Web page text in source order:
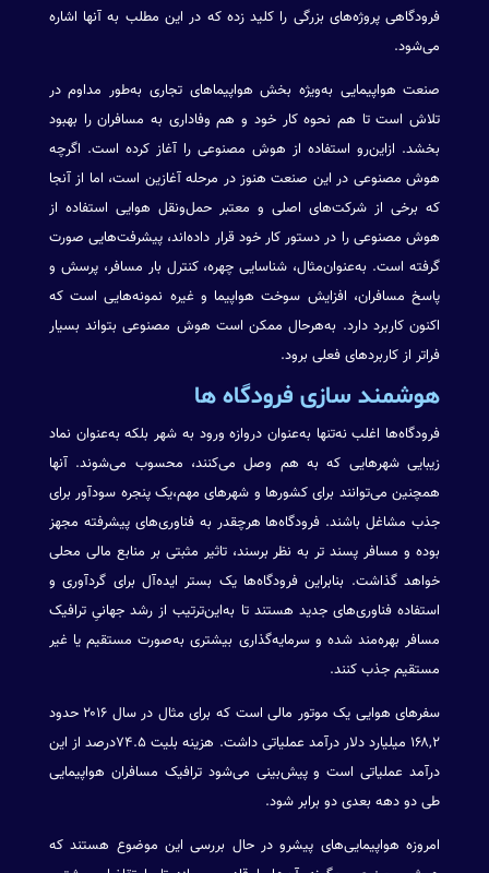
فرودگاهی پروژه‌های بزرگی را کلید زده که در این مطلب به آنها اشاره
می‌شود.
صنعت هواپیمایی به‌ویژه بخش هواپیما‌های تجاری به‌طور مداوم در
تلاش است تا هم نحوه کار خود و هم وفاداری به مسافران را بهبود
بخشد. ازاین‌رو استفاده از هوش مصنوعی را آغاز کرده است. اگرچه
هوش مصنوعی در این صنعت هنوز در مرحله آغازین است، اما از آنجا
که برخی از شرکت‌های اصلی و معتبر حمل‌و‌نقل هوایی استفاده از
هوش مصنوعی را در دستور کار خود قرار داده‌اند، پیشرفت‌هایی صورت
گرفته است. به‌عنوان‌مثال، شناسایی چهره، کنترل بار مسافر، پرسش و
پاسخ مسافران، افزایش سوخت هواپیما و غیره نمونه‌هایی است که
اکنون کاربرد دارد. به‌هرحال ممکن است هوش مصنوعی بتواند بسیار
فراتر از کاربردهای فعلی برود.
هوشمند سازی فرودگاه ها
فرودگاه‌ها اغلب نه‌تنها به‌عنوان دروازه ورود به شهر بلکه به‌عنوان نماد
زیبایی شهرهایی که به هم وصل می‌کنند، محسوب می‌شوند. آنها
همچنین می‌توانند برای کشورها و شهرهای مهم،یک پنجره سودآور برای
جذب مشاغل باشند. فرودگاه‌ها هرچقدر به فناوری‌های پیشرفته مجهز
بوده و مسافر پسند تر به نظر برسند، تاثیر مثبتی بر منابع مالی محلی
خواهد گذاشت. بنابراین فرودگاه‌ها یک بستر ایده‌آل برای گردآوری و
استفاده فناوری‌های جدید هستند تا به‌این‌ترتیب از رشد جهانیِ ترافیک
مسافر بهره‌مند شده و سرمایه‌گذاری بیشتری به‌صورت مستقیم یا غیر
مستقیم جذب کنند.
سفرهای هوایی یک موتور مالی است که برای مثال در سال ۲۰۱۶ حدود
۱۶۸,۲ میلیارد دلار درآمد عملیاتی داشت. هزینه بلیت ۷۴.۵درصد از این
درآمد عملیاتی است و پیش‌بینی می‌شود ترافیک مسافران هواپیمایی
طی دو دهه بعدی دو برابر شود.
امروزه هواپیمایی‌های پیشرو در حال بررسی این موضوع هستند که